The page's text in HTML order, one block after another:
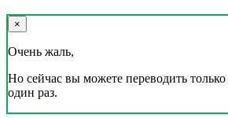
×
Очень жаль,
Но сейчас вы можете переводить только
один раз.